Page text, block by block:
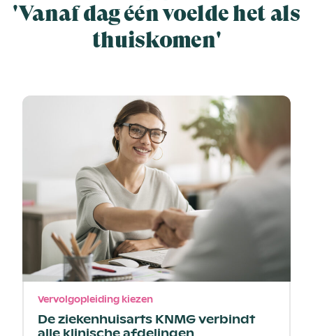
'Vanaf dag één voelde het als
thuis­komen'
Vervolgopleiding kiezen
De ziekenhuisarts KNMG verbindt